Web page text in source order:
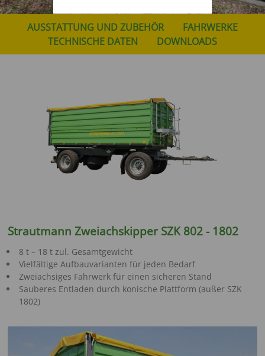
AUSSTATTUNG UND ZUBEHÖR
FAHRWERKE
TECHNISCHE DATEN
DOWNLOADS
Strautmann Zweiachskipper SZK 802 - 1802
8 t – 18 t zul. Gesamtgewicht
Vielfältige Aufbauvarianten für jeden Bedarf
Zweiachsiges Fahrwerk für einen sicheren Stand
Sauberes Entladen durch konische Plattform (außer SZK
1802)